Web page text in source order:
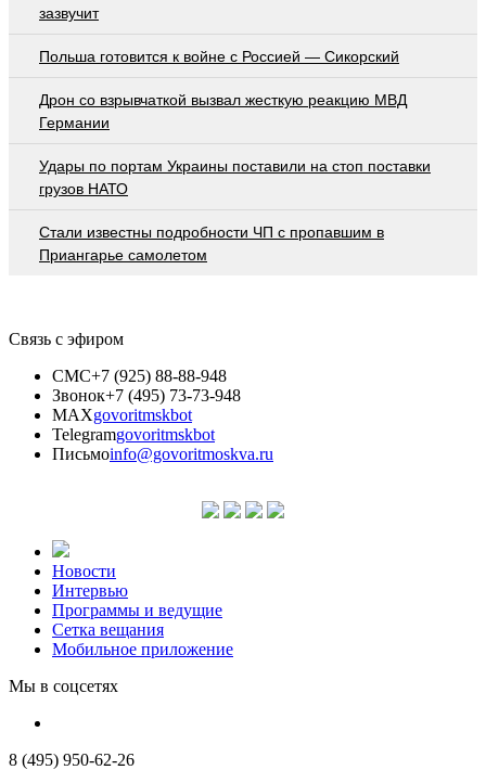
зазвучит
Польша готовится к войне с Россией — Сикорский
Дрон со взрывчаткой вызвал жесткую реакцию МВД
Германии
Удары по портам Украины поставили на стоп поставки
грузов НАТО
Стали известны подробности ЧП с пропавшим в
Приангарье самолетом
Связь с эфиром
СМС+7 (925) 88-88-948
Звонок+7 (495) 73-73-948
MAXgovoritmskbot
Telegramgovoritmskbot
Письмоinfo@govoritmoskva.ru
Новости
Интервью
Программы и ведущие
Сетка вещания
Мобильное приложение
Мы в соцсетях
8 (495) 950-62-26